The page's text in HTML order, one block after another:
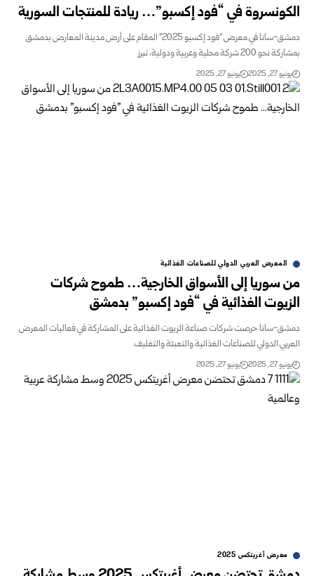
في “فود إكسبو”… ريادة للمنتجات السورية
دمشق-سانا في معرض "فود إكسبو 2025" المقام على أرض مدينة المعارض بدمشق
شركة محلية وعربية ودولية، تبرز
يونيو 27, 2025
المعرض العربي الدولي للصناعات الغذائية
سوريا إلى الأسواق الخارجية… طموح شركات
الغذائية في “فود إكسبو” بدمشق
سانا حرصت شركات صناعة الزيوت الغذائية على المشاركة في فعاليات المعرض
الدولي للصناعات الغذائية والتعبئة والتغليف
يونيو 27, 2025
معرض أغريتكس 2025